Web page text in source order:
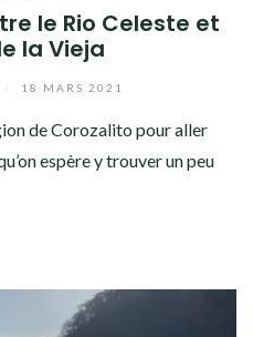
le Rio Celeste et
la Vieja
18 MARS 2021
de Corozalito pour aller
espère y trouver un peu